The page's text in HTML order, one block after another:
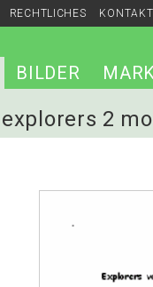
RECHTLICHES KONTAKT
BILDER
2